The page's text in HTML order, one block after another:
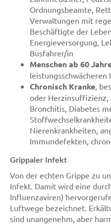
Ordnungsbeamte,
Verwaltungen mit
Beschäftigte der
Energieversorgung,
Busfahrer/in
Menschen ab 60
leistungsschwächeren
Chronisch Kranke,
oder Herzinsuffizienz,
Bronchitis, Diabetes
Nierenkrankheiten,
Immundefekten,
Grippaler Infekt
Von der echten Grippe zu
Infekt. Damit wird eine
Influenzaviren)
Luftwege bezeichnet.
sind unangenehm, aber